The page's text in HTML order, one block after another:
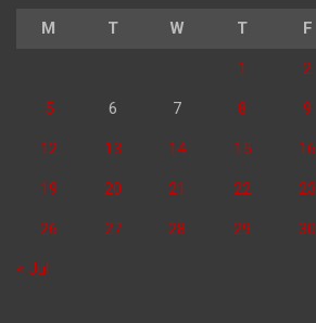
M T W T F
1 2
5 6 7 8 9
12 13 14 15 16
19 20 21 22 23
26 27 28 29 30
« Jul